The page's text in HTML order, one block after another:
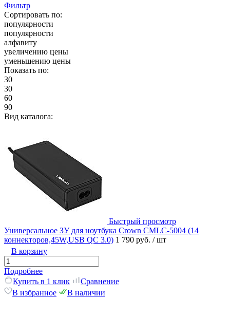
Фильтр
Сортировать по:
популярности
популярности
алфавиту
увеличению цены
уменьшению цены
Показать по:
30
30
60
90
Вид каталога:
Быстрый просмотр
Универсальное ЗУ для ноутбука Crown CMLC-5004 (14
коннекторов,45W,USB QC 3.0) 1 790 руб. / шт
В корзину
Подробнее
Купить в 1 клик
Сравнение
В избранное
В наличии